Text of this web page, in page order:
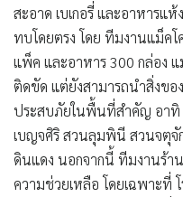
สะอาด เบเกอรี่ และอาหารแ
ทบโดยตรง โดย ทีมงานแม็คโ
แพ็ค และอาหาร 300 กล่อง
ติดขัด แต่ยังสามารถนำสิ่งข
ประสบภัยในพื้นที่สำคัญ อาทิ
เบญจศิริ สวนลุมพินี สวนจตุจั
ดินแดง นอกจากนี้ ทีมงานร้าน
ความช่วยเหลือ โดยเฉพาะที่